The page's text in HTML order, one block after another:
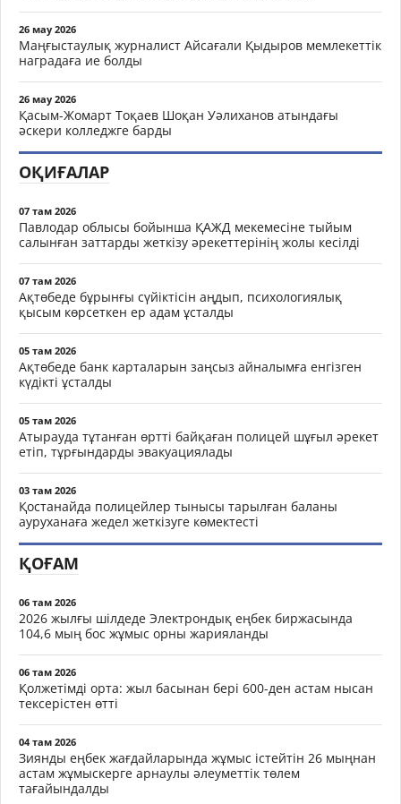
26 мау 2026
Маңғыстаулық журналист Айсағали Қыдыров мемлекеттік
наградаға ие болды
26 мау 2026
Қасым-Жомарт Тоқаев Шоқан Уәлиханов атындағы
әскери колледжге барды
ОҚИҒАЛАР
07 там 2026
Павлодар облысы бойынша ҚАЖД мекемесіне тыйым
салынған заттарды жеткізу әрекеттерінің жолы кесілді
07 там 2026
Ақтөбеде бұрынғы сүйіктісін аңдып, психологиялық
қысым көрсеткен ер адам ұсталды
05 там 2026
Ақтөбеде банк карталарын заңсыз айналымға енгізген
күдікті ұсталды
05 там 2026
Атырауда тұтанған өртті байқаған полицей шұғыл әрекет
етіп, тұрғындарды эвакуациялады
03 там 2026
Қостанайда полицейлер тынысы тарылған баланы
ауруханаға жедел жеткізуге көмектесті
ҚОҒАМ
06 там 2026
2026 жылғы шілдеде Электрондық еңбек биржасында
104,6 мың бос жұмыс орны жарияланды
06 там 2026
Қолжетімді орта: жыл басынан бері 600-ден астам нысан
тексерістен өтті
04 там 2026
Зиянды еңбек жағдайларында жұмыс істейтін 26 мыңнан
астам жұмыскерге арнаулы әлеуметтік төлем
тағайындалды